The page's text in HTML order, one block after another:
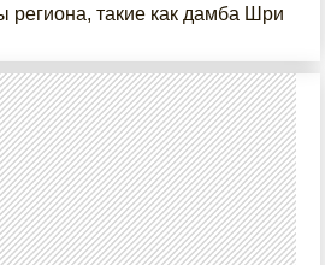
такие как дамба Шри